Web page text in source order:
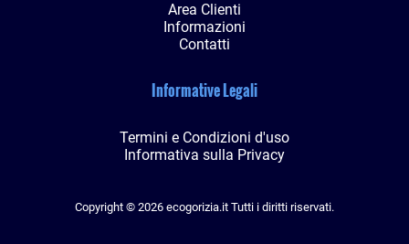
Area Clienti
Informazioni
Contatti
Informative Legali
Termini e Condizioni d'uso
Informativa sulla Privacy
Copyright © 2026 ecogorizia.it Tutti i diritti riservati.